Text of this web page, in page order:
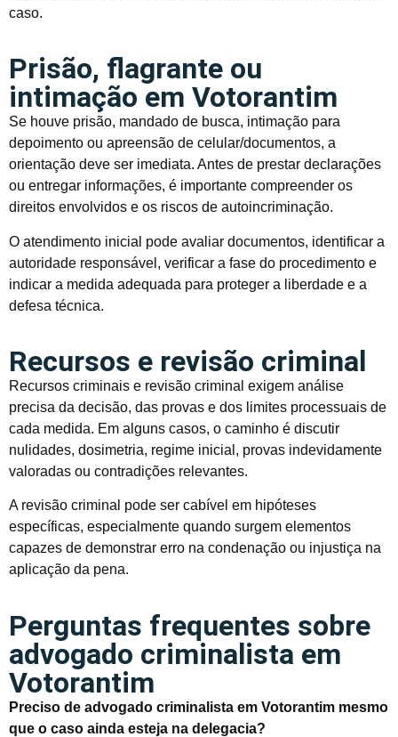
caso.
Prisão, flagrante ou
intimação em Votorantim
Se houve prisão, mandado de busca, intimação para
depoimento ou apreensão de celular/documentos, a
orientação deve ser imediata. Antes de prestar declarações
ou entregar informações, é importante compreender os
direitos envolvidos e os riscos de autoincriminação.
O atendimento inicial pode avaliar documentos, identificar a
autoridade responsável, verificar a fase do procedimento e
indicar a medida adequada para proteger a liberdade e a
defesa técnica.
Recursos e revisão criminal
Recursos criminais e revisão criminal exigem análise
precisa da decisão, das provas e dos limites processuais de
cada medida. Em alguns casos, o caminho é discutir
nulidades, dosimetria, regime inicial, provas indevidamente
valoradas ou contradições relevantes.
A revisão criminal pode ser cabível em hipóteses
específicas, especialmente quando surgem elementos
capazes de demonstrar erro na condenação ou injustiça na
aplicação da pena.
Perguntas frequentes sobre
advogado criminalista em
Votorantim
Preciso de advogado criminalista em Votorantim mesmo
que o caso ainda esteja na delegacia?